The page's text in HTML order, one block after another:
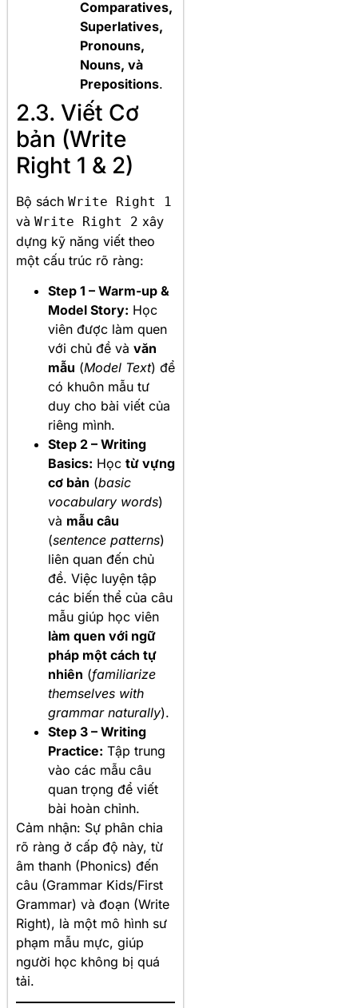
Comparatives,
Superlatives,
Pronouns,
Nouns, và
Prepositions.
2.3. Viết Cơ
bản (Write
Right 1 & 2)
Bộ sách Write Right 1
và Write Right 2 xây
dựng kỹ năng viết theo
một cấu trúc rõ ràng:
Step 1 – Warm-up &
Model Story: Học
viên được làm quen
với chủ đề và văn
mẫu (Model Text) để
có khuôn mẫu tư
duy cho bài viết của
riêng mình.
Step 2 – Writing
Basics: Học từ vựng
cơ bản (basic
vocabulary words)
và mẫu câu
(sentence patterns)
liên quan đến chủ
đề. Việc luyện tập
các biến thể của câu
mẫu giúp học viên
làm quen với ngữ
pháp một cách tự
nhiên (familiarize
themselves with
grammar naturally).
Step 3 – Writing
Practice: Tập trung
vào các mẫu câu
quan trọng để viết
bài hoàn chỉnh.
Cảm nhận: Sự phân chia
rõ ràng ở cấp độ này, từ
âm thanh (Phonics) đến
câu (Grammar Kids/First
Grammar) và đoạn (Write
Right), là một mô hình sư
phạm mẫu mực, giúp
người học không bị quá
tải.